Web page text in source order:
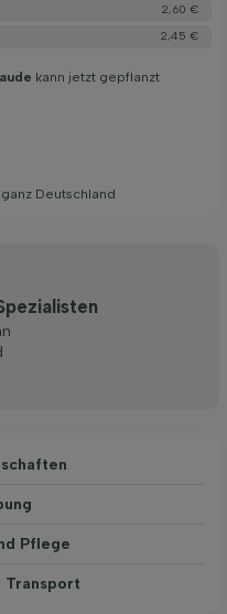
2,60 €
2,45 €
kann jetzt gepflanzt
Deutschland
Pflege
Transport